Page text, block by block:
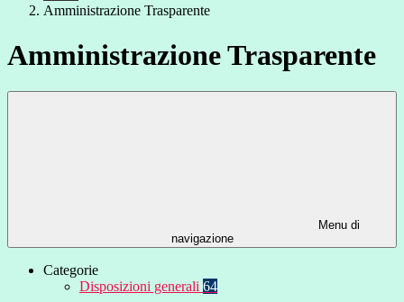
Amministrazione Trasparente
Amministrazione Trasparente
Menu di
navigazione
Categorie
Disposizioni generali 64